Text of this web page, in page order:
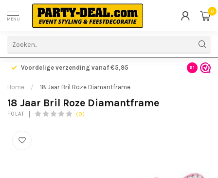
MENU
0
Voordelige verzending vanaf €5,95 Gratis
9.1
Home / 18 Jaar Bril Roze Diamantframe
18 Jaar Bril Roze Diamantframe
FOLAT (0)